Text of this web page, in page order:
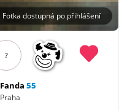
Fotka dostupná po přihlášení
?
Fanda 55
Praha